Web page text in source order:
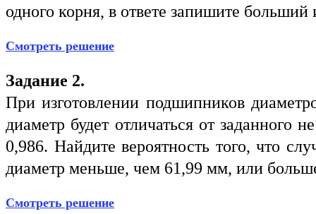
одного корня, в ответе запишите больший
Смотреть решение
Задание 2.
При изготовлении подшипников
диаметр будет отличаться от заданного
0,986. Найдите вероятность того, что
диаметр меньше, чем 61,99 мм, или
Смотреть решение